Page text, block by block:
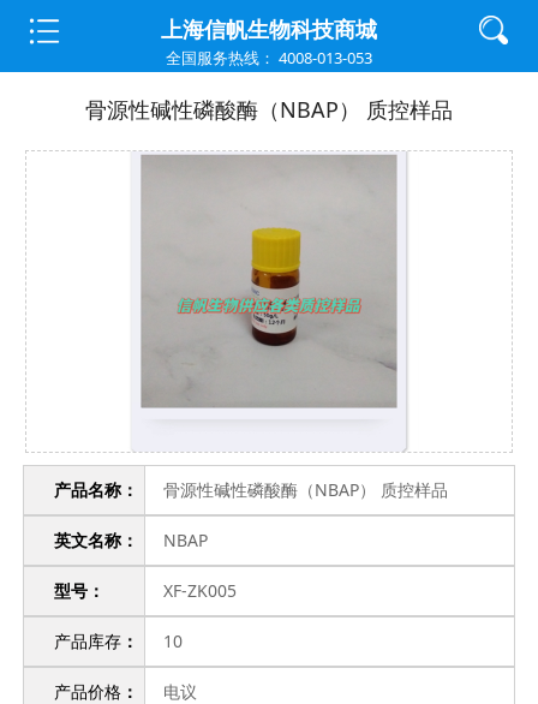
上海信帆生物科技商城
全国服务热线： 4008-013-053
首页> 炎症因子
骨源性碱性磷酸酶（NBAP） 质控样品
产品名称： 骨源性碱性磷酸酶（NBAP） 质控样品
英文名称： NBAP
型号： XF-ZK005
产品库存 ： 10
产品价格 ： 电议